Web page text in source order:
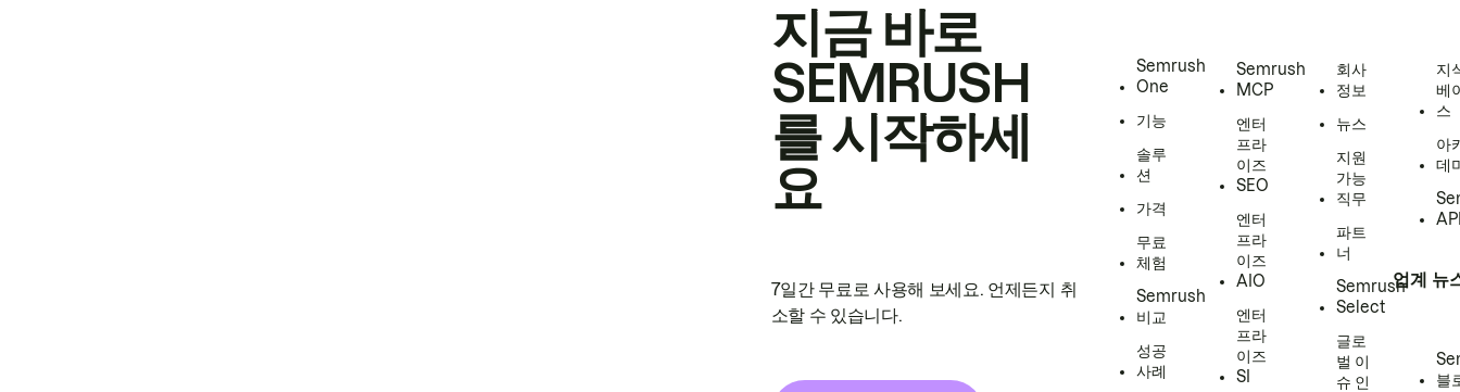
지금 바로
SEMRUSH
를 시작하세
요
7일간 무료로 사용해 보세요. 언제든지 취
소할 수 있습니다.
Semrush
One
기능
솔루
션
가격
무료
체험
Semrush
비교
성공
사례
Semrush
MCP
엔터
프라
이즈
SEO
엔터
프라
이즈
AIO
엔터
프라
이즈
SI
회사
정보
뉴스
지원
가능
직무
파트
너
Semrush
Select
글로
벌 이
슈 인
지
베
스
아
데
업계 뉴
블